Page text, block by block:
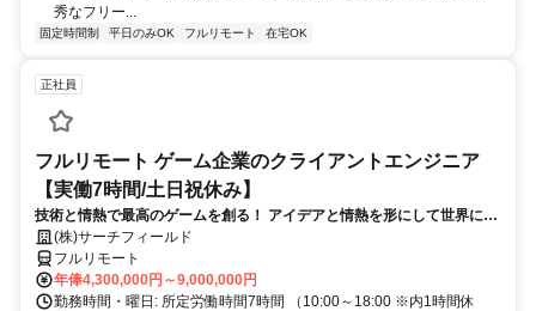
秀なフリー...
固定時間制 平日のみOK フルリモート 在宅OK
正社員
フルリモート ゲーム企業のクライアントエンジニア
【実働7時間/土日祝休み】
技術と情熱で最高のゲームを創る！ アイデアと情熱を形にして世界に送
り出そう！
(株)サーチフィールド
フルリモート
年俸4,300,000円～9,000,000円
勤務時間・曜日: 所定労働時間7時間 （10:00～18:00 ※内1時間休